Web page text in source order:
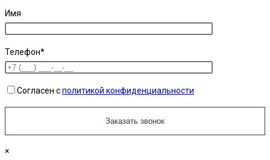
Имя
Телефон*
Согласен сполитикой конфиденциальности
×